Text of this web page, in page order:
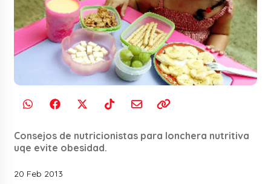
Consejos de nutricionistas para lonchera nutritiva
uqe evite obesidad.
20 Feb 2013